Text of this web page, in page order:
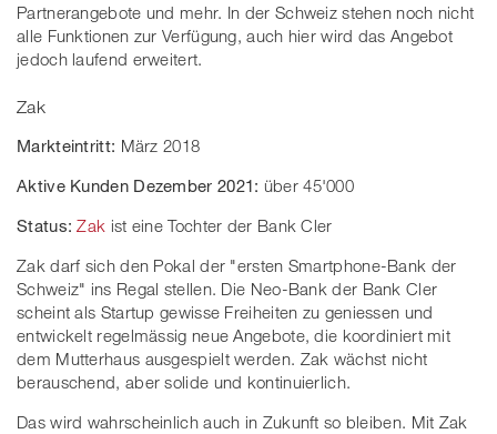
Partnerangebote und mehr. In der Schweiz stehen noch nicht
alle Funktionen zur Verfügung, auch hier wird das Angebot
jedoch laufend erweitert.
Zak
Markteintritt: März 2018
Aktive Kunden Dezember 2021: über 45'000
Status:Zak ist eine Tochter der Bank Cler
Zak darf sich den Pokal der "ersten Smartphone-Bank der
Schweiz" ins Regal stellen. Die Neo-Bank der Bank Cler
scheint als Startup gewisse Freiheiten zu geniessen und
entwickelt regelmässig neue Angebote, die koordiniert mit
dem Mutterhaus ausgespielt werden. Zak wächst nicht
berauschend, aber solide und kontinuierlich.
Das wird wahrscheinlich auch in Zukunft so bleiben. Mit Zak